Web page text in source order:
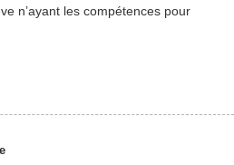
n’ayant les compétences pour